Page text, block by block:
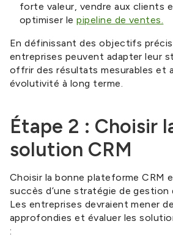
forte valeur, vendre aux clients
optimiser lepipeline de ventes.
En définissant des objectifs
entreprises peuvent adapter leur
offrir des résultats mesurables et
évolutivité à long terme.
Étape 2 : Choisir
solution CRM
Choisir la bonne plateforme CRM
succès d’une stratégie de gestion
Les entreprises devraient mener
approfondies et évaluer les
: